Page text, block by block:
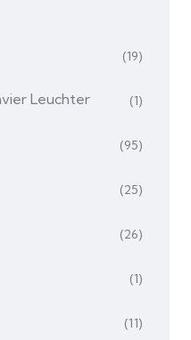
(19)
Leuchter (1)
(95)
(25)
(26)
(1)
(11)